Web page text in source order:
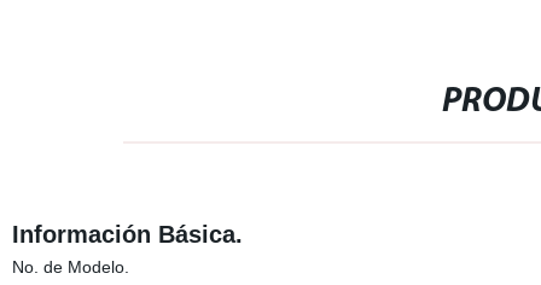
Información Básica.
No. de Modelo.